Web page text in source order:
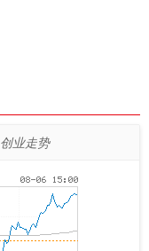
创业走势